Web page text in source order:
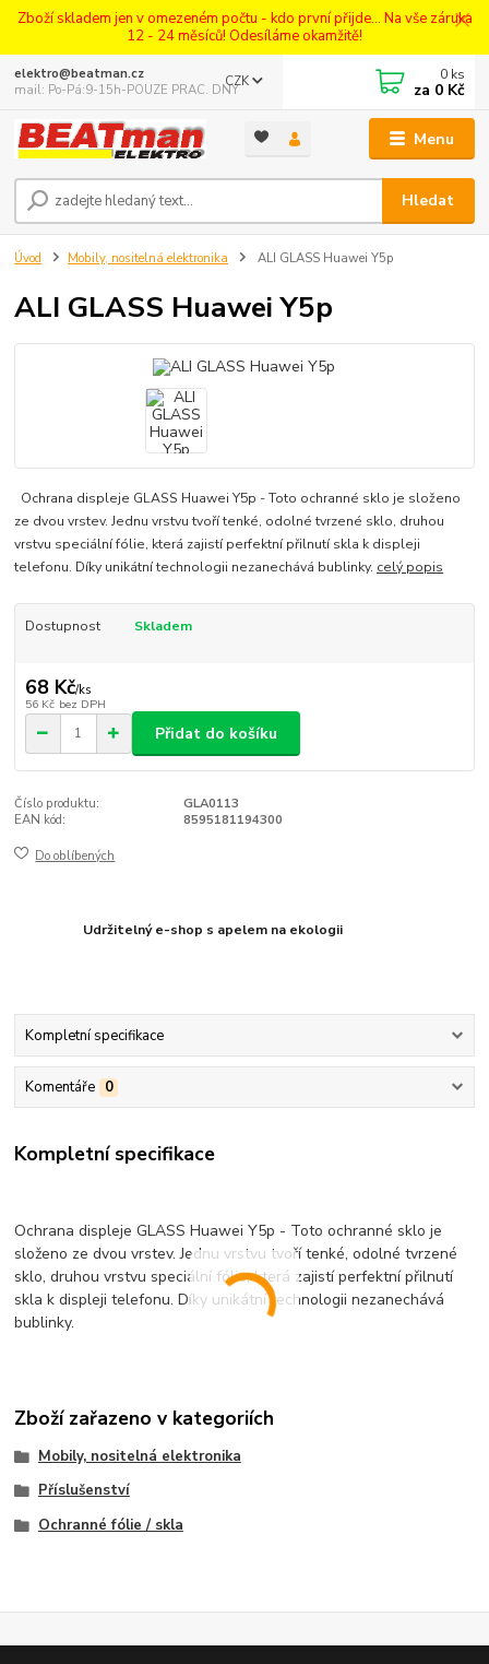
Zboží skladem jen v omezeném počtu - kdo první přijde... Na vše záruka
12 - 24 měsíců! Odesíláme okamžitě!
Menu
CZK
Hledat
elektro@beatman.cz
mail: Po-Pá:9-15h-POUZE PRAC. DNY
0 ks
za 0 Kč
Úvod Mobily, nositelná elektronika ALI GLASS Huawei Y5p
ALI GLASS Huawei Y5p
Ochrana displeje GLASS Huawei Y5p - Toto ochranné sklo je složeno
ze dvou vrstev. Jednu vrstvu tvoří tenké, odolné tvrzené sklo, druhou
vrstvu speciální fólie, která zajistí perfektní přilnutí skla k displeji
telefonu. Díky unikátní technologii nezanechává bublinky. celý popis
Dostupnost Skladem
68 Kč/ks
56 Kč bez DPH
Přidat do košíku
Číslo produktu:
GLA0113
EAN kód:
8595181194300
Do oblíbených
Udržitelný e-shop s apelem na ekologii
Kompletní specifikace
Komentáře 0
Kompletní specifikace
Ochrana displeje GLASS Huawei Y5p - Toto ochranné sklo je
složeno ze dvou vrstev. Jednu vrstvu tvoří tenké, odolné tvrzené
sklo, druhou vrstvu speciální fólie, která zajistí perfektní přilnutí
skla k displeji telefonu. Díky unikátní technologii nezanechává
bublinky.
Zboží zařazeno v kategoriích
Mobily, nositelná elektronika
Příslušenství
Ochranné fólie / skla